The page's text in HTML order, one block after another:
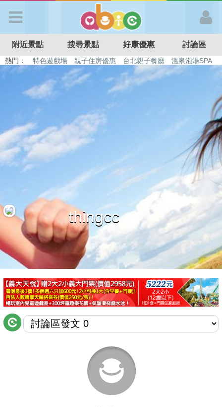
APP登入
首 頁
搜尋景點
好康優惠
最新留言
商家合作
推薦景點
討論區
聯絡我們
附近景點 搜尋景點 好康優惠 討論區
熱門： 特色遊戲場 親子住房優惠 台北親子餐廳
溫泉泡湯SPA
溜滑梯民宿
觀光工廠 日本親子景點
thingcc